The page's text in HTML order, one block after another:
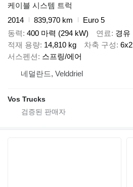
케이블 시스템 트럭
2014
839,970 km
Euro 5
동력 400 마력 (294 kW) 연료
경유
적재 용량 14,810 kg 차축 구성 6x2
서스펜션
스프링/에어
네덜란드, Velddriel
Vos Trucks